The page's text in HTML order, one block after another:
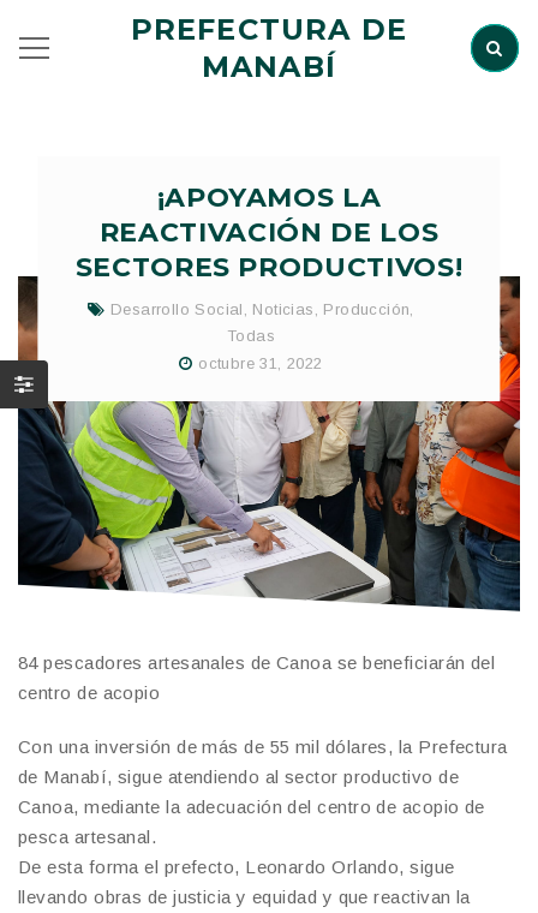
PREFECTURA DE
MANABÍ
¡APOYAMOS LA
REACTIVACIÓN DE LOS
SECTORES PRODUCTIVOS!
Desarrollo Social , Noticias , Producción,
Todas
octubre 31, 2022
84 pescadores artesanales de Canoa se beneficiarán del
centro de acopio
Con una inversión de más de 55 mil dólares, la Prefectura
de Manabí, sigue atendiendo al sector productivo de
Canoa, mediante la adecuación del centro de acopio de
pesca artesanal.
De esta forma el prefecto, Leonardo Orlando, sigue
llevando obras de justicia y equidad y que reactivan la